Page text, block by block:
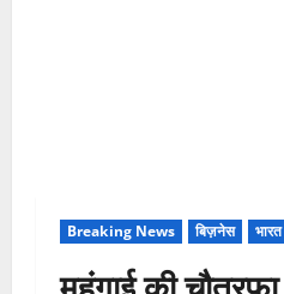
Breaking News बिज़नेस भारत